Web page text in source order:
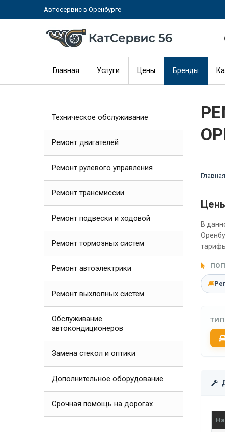
Автосервис в Оренбурге
Главная Услуги Цены Бренды
Главная
В
Техническое обслуживание
Ремонт двигателей
Ремонт рулевого управления
Ремонт трансмиссии
Ремонт подвески и ходовой
Ремонт тормозных систем
Ремонт автоэлектрики
Ремонт выхлопных систем
Обслуживание
автокондиционеров
Замена стекол и оптики
Дополнительное оборудование
Срочная помощь на дорогах